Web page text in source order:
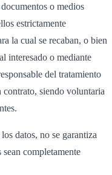
o medios
estrictamente
la cual se recaban, o bien
interesado o mediante
del tratamiento
contrato, siendo voluntaria
datos, no se garantiza
completamente